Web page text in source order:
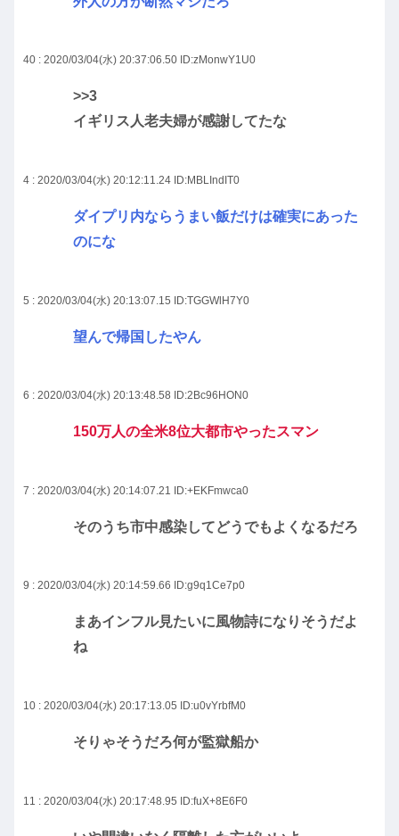
40 : 2020/03/04(水) 20:37:06.50 ID:zMonwY1U0
>>3
イギリス人老夫婦が感謝してたな
4 : 2020/03/04(水) 20:12:11.24 ID:MBLIndIT0
ダイプリ内ならうまい飯だけは確実にあった
のにな
5 : 2020/03/04(水) 20:13:07.15 ID:TGGWlH7Y0
望んで帰国したやん
6 : 2020/03/04(水) 20:13:48.58 ID:2Bc96HON0
150万人の全米8位大都市やったスマン
7 : 2020/03/04(水) 20:14:07.21 ID:+EKFmwca0
そのうち市中感染してどうでもよくなるだろ
9 : 2020/03/04(水) 20:14:59.66 ID:g9q1Ce7p0
まあインフル見たいに風物詩になりそうだよ
ね
10 : 2020/03/04(水) 20:17:13.05 ID:u0vYrbfM0
そりゃそうだろ何が監獄船か
11 : 2020/03/04(水) 20:17:48.95 ID:fuX+8E6F0